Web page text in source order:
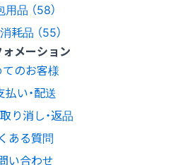
品 （58）
耗品 （55）
メーション
のお客様
払い・配送
り消し・返品
ある質問
い合わせ